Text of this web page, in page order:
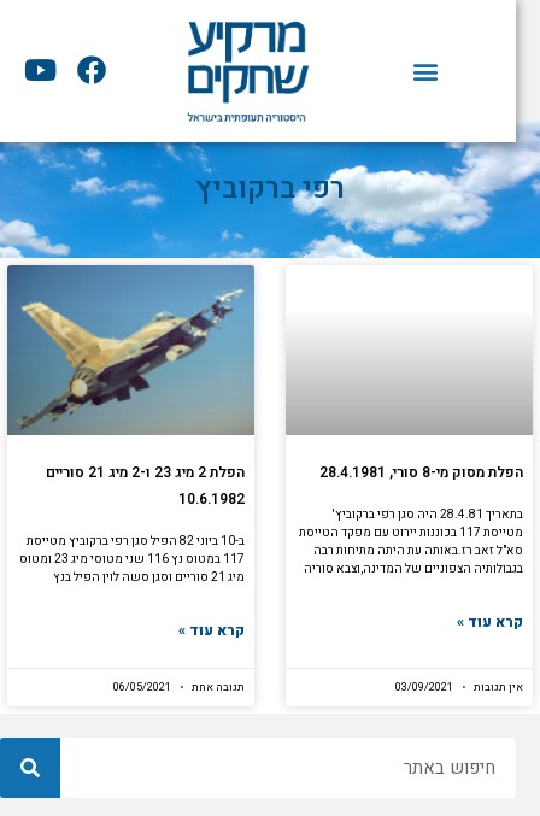
F
a
e
b
o
k
Y
o
t
u
e
רפי ברקוביץ
הפלת מסוק מי-8 סורי, 28.4.1981
בתאריך 28.4.81 היה סגן רפי ברקוביץ'
מטייסת 117 בכוננות יירוט עם מפקד הטייסת
סא"ל זאב רז.באותה עת היתה מתיחות רבה
בגבולותיה הצפוניים של המדינה,וצבא סוריה
קרא עוד »
אין תגובות
הפלת 2 מיג 23 ו-2 מיג 21 סוריים
10.6.1982
ב-10 ביוני 82 הפיל סגן רפי ברקוביץ מטייסת
117 במטוס נץ 116 שני מטוסי מיג 23 ומטוס
מיג 21 סוריים וסגן סשה לוין הפיל בנץ
קרא עוד »
תגובה אחת